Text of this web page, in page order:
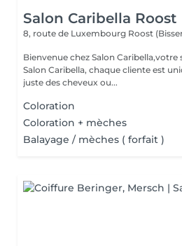
Salon Caribella Roost
8, route de Luxembourg Roost
Bienvenue chez Salon Caribella,votre
Salon Caribella, chaque cliente est unique. Ici, on ne
juste des cheveux ou...
Coloration
Coloration + mèches
Balayage / mèches ( forfait )